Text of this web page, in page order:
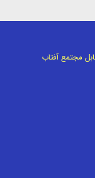
مجتمع آفتاب